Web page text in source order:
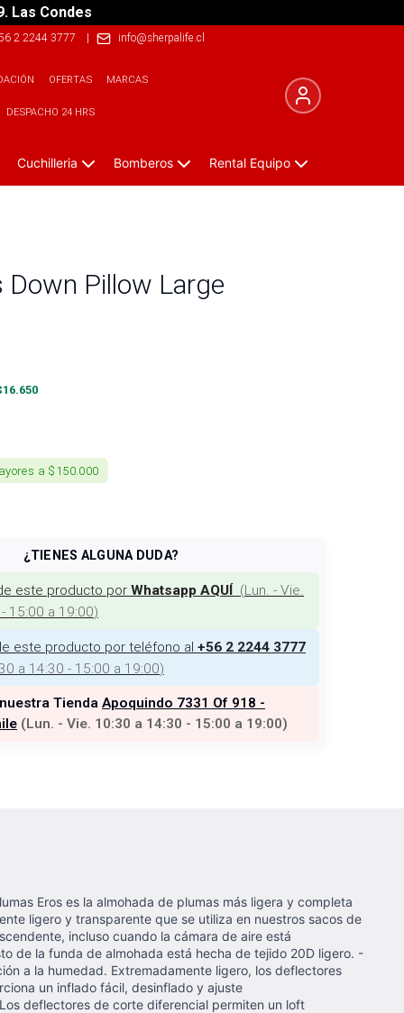
Las Condes
2 2244 3777 | info@sherpalife.cl
OFERTAS MARCAS
DESPACHO 24 HRS
Cuchilleria Bomberos Rental Equipo
Pillow Large
16.650
a $150.000
¿TIENES ALGUNA DUDA?
este producto por Whatsapp AQUÍ (Lun. - Vie.
15:00 a 19:00)
este producto por teléfono al +56 2 2244 3777
a 14:30 - 15:00 a 19:00)
Tienda Apoquindo 7331 Of 918 -
(Lun. - Vie. 10:30 a 14:30 - 15:00 a 19:00)
Eros es la almohada de plumas más ligera y completa
ligero y transparente que se utiliza en nuestros sacos de
incluso cuando la cámara de aire está
de la funda de almohada está hecha de tejido 20D ligero. -
a la humedad. Extremadamente ligero, los deflectores
un inflado fácil, desinflado y ajuste
deflectores de corte diferencial permiten un loft